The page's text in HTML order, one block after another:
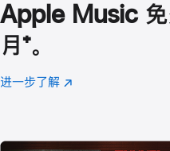
Apple Music 免
月 脚
注
⁺。
进一步了解 Apple
(在
口